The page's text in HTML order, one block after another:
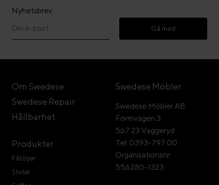
Nyhetsbrev
Gå med
Om Swedese
Swedese Repair
Hållbarhet
Produkter
Fåtöljer
Stolar
Swedese Möbler
Swedese Möbler AB
Formvägen 3
567 23 Vaggeryd
Tel: 0393-797 00
Organisationsnr:
556280-1323